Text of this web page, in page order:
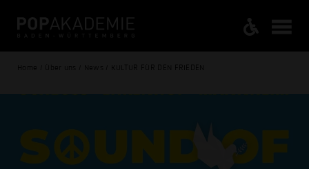
Home / Über uns / News / KULTUR FÜR DEN FRIEDEN